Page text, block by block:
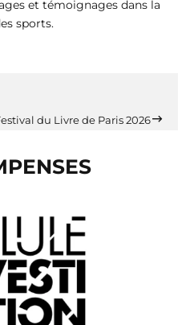
et témoignages dans la
sports.
du Livre de Paris 2026